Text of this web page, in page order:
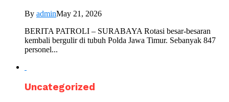
By adminMay 21, 2026
BERITA PATROLI – SURABAYA Rotasi besar-besaran
kembali bergulir di tubuh Polda Jawa Timur. Sebanyak 847
personel...
Uncategorized